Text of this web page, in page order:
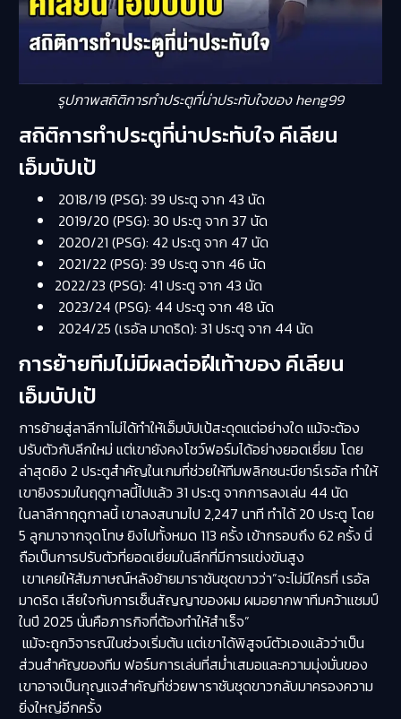
รูปภาพสถิติการทำประตูที่น่าประทับใจของ heng99
สถิติการทำประตูที่น่าประทับใจ คีเลียน
เอ็มบัปเป้
2018/19 (PSG): 39 ประตู จาก 43 นัด
2019/20 (PSG): 30 ประตู จาก 37 นัด
2020/21 (PSG): 42 ประตู จาก 47 นัด
2021/22 (PSG): 39 ประตู จาก 46 นัด
2022/23 (PSG): 41 ประตู จาก 43 นัด
2023/24 (PSG): 44 ประตู จาก 48 นัด
2024/25 (เรอัล มาดริด): 31 ประตู จาก 44 นัด
การย้ายทีมไม่มีผลต่อฝีเท้าของ คีเลียน
เอ็มบัปเป้
การย้ายสู่ลาลีกาไม่ได้ทำให้เอ็มบัปเป้สะดุดแต่อย่างใด แม้จะต้อง
ปรับตัวกับลีกใหม่ แต่เขายังคงโชว์ฟอร์มได้อย่างยอดเยี่ยม โดย
ล่าสุดยิง 2 ประตูสำคัญในเกมที่ช่วยให้ทีมพลิกชนะบียาร์เรอัล ทำให้
เขายิงรวมในฤดูกาลนี้ไปแล้ว 31 ประตู จากการลงเล่น 44 นัด
ในลาลีกาฤดูกาลนี้ เขาลงสนามไป 2,247 นาที ทำได้ 20 ประตู โดย
5 ลูกมาจากจุดโทษ ยิงไปทั้งหมด 113 ครั้ง เข้ากรอบถึง 62 ครั้ง นี่
ถือเป็นการปรับตัวที่ยอดเยี่ยมในลีกที่มีการแข่งขันสูง
เขาเคยให้สัมภาษณ์หลังย้ายมาราชันชุดขาวว่า”จะไม่มีใครที่ เรอัล
มาดริด เสียใจกับการเซ็นสัญญาของผม ผมอยากพาทีมคว้าแชมป์
ในปี 2025 นั่นคือภารกิจที่ต้องทำให้สำเร็จ”
แม้จะถูกวิจารณ์ในช่วงเริ่มต้น แต่เขาได้พิสูจน์ตัวเองแล้วว่าเป็น
ส่วนสำคัญของทีม ฟอร์มการเล่นที่สม่ำเสมอและความมุ่งมั่นของ
เขาอาจเป็นกุญแจสำคัญที่ช่วยพาราชันชุดขาวกลับมาครองความ
ยิ่งใหญ่อีกครั้ง